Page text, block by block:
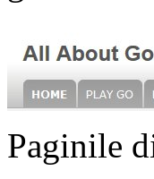
Paginile